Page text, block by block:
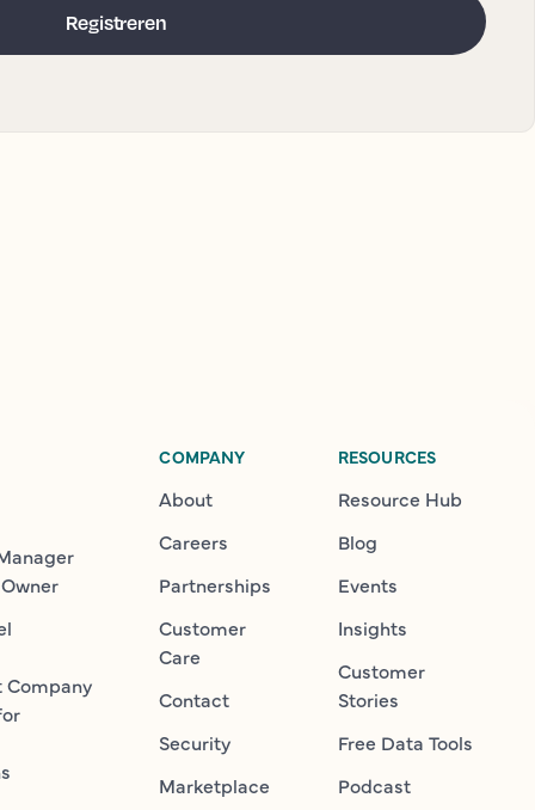
Company
COMPANY
About
Careers
Partnerships
Customer
Care
Contact
Security
Marketplace
RESOURCES
Resource Hub
Blog
Events
Insights
Customer
Stories
Free Data Tools
Podcast